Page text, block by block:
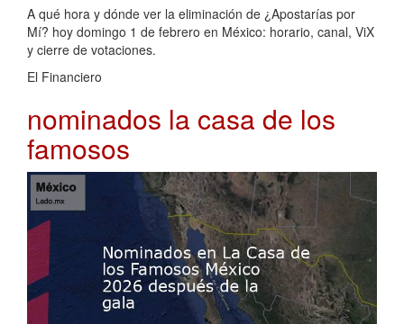
A qué hora y dónde ver la eliminación de ¿Apostarías por
Mí? hoy domingo 1 de febrero en México: horario, canal, ViX
y cierre de votaciones.
El Financiero
nominados la casa de los
famosos